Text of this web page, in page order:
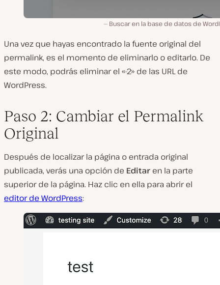
Buscar en la base de datos de
Una vez que hayas encontrado la fuente original del
permalink, es el momento de eliminarlo o editarlo. De
este modo, podrás eliminar el «-2» de las URL de
WordPress.
Paso 2: Cambiar el Permalink
Original
Después de localizar la página o entrada original
publicada, verás una opción de Editar en la parte
superior de la página. Haz clic en ella para abrir el
editor de WordPress: